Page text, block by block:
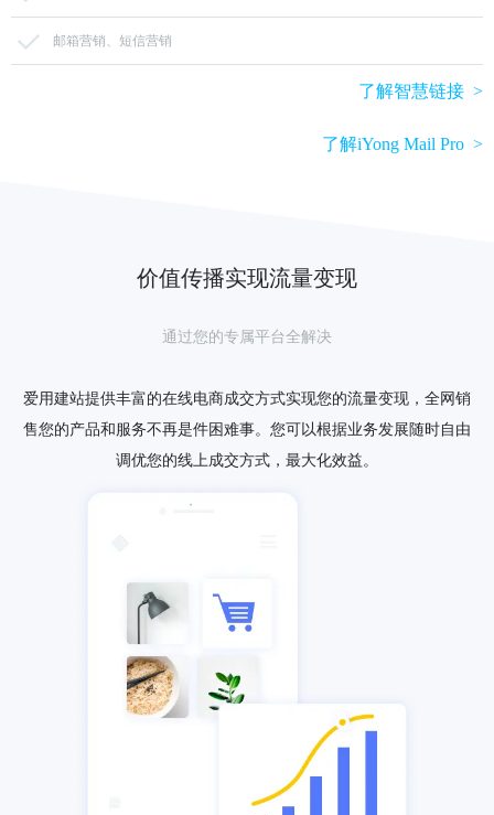
邮箱营销、短信营销
了解智慧链接 >
了解iYong Mail Pro >
价值传播实现流量变现
通过您的专属平台全解决
爱用建站提供丰富的在线电商成交方式实现您的流量变现，全网销
售您的产品和服务不再是件困难事。您可以根据业务发展随时自由
调优您的线上成交方式，最大化效益。